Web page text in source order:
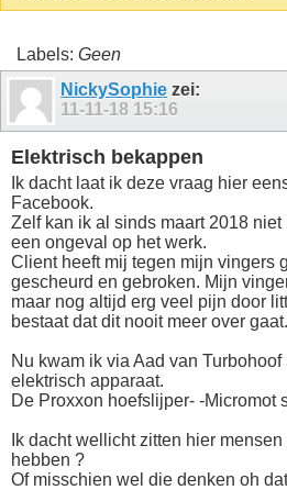
Labels: Geen
NickySophie zei:
11-11-18 15:16
Elektrisch bekappen
Ik dacht laat ik deze vraag hier
Facebook.
Zelf kan ik al sinds maart 2018
een ongeval op het werk.
Client heeft mij tegen mijn vingers
gescheurd en gebroken. Mijn
maar nog altijd erg veel pijn door
bestaat dat dit nooit meer over gaat.
Nu kwam ik via Aad van
elektrisch apparaat.
De Proxxon hoefslijper- -Micromot
Ik dacht wellicht zitten hier
hebben ?
Of misschien wel die denken oh